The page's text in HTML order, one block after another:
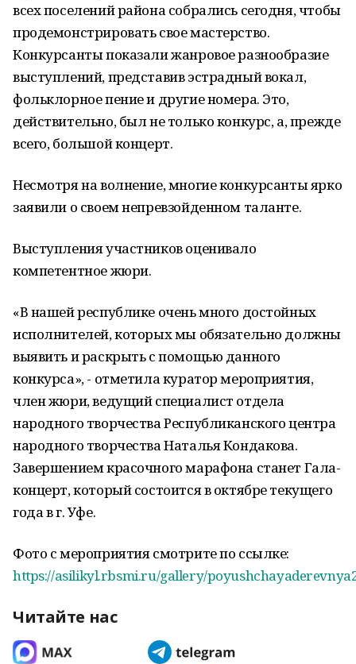
всех поселений района собрались сегодня, чтобы
продемонстрировать свое мастерство.
Конкурсанты показали жанровое разнообразие
выступлений, представив эстрадный вокал,
фольклорное пение и другие номера. Это,
действительно, был не только конкурс, а, прежде
всего, большой концерт.
Несмотря на волнение, многие конкурсанты ярко
заявили о своем непревзойденном таланте.
Выступления участников оценивало
компетентное жюри.
«В нашей республике очень много достойных
исполнителей, которых мы обязательно должны
выявить и раскрыть с помощью данного
конкурса», - отметила куратор мероприятия,
член жюри, ведущий специалист отдела
народного творчества Республиканского центра
народного творчества Наталья Кондакова.
Завершением красочного марафона станет Гала-
концерт, который состоится в октябре текущего
года в г. Уфе.
Фото с мероприятия смотрите по ссылке:
https://asilikyl.rbsmi.ru/gallery/
Читайте нас